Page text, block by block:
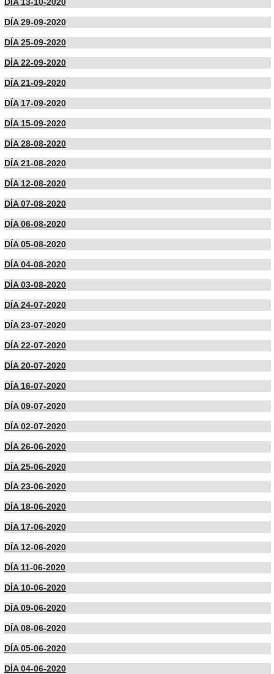
DÍA 29-09-2020
DÍA 25-09-2020
DÍA 22-09-2020
DÍA 21-09-2020
DÍA 17-09-2020
DÍA 15-09-2020
DÍA 28-08-2020
DÍA 21-08-2020
DÍA 12-08-2020
DÍA 07-08-2020
DÍA 06-08-2020
DÍA 05-08-2020
DÍA 04-08-2020
DÍA 03-08-2020
DÍA 24-07-2020
DÍA 23-07-2020
DÍA 22-07-2020
DÍA 20-07-2020
DÍA 16-07-2020
DÍA 09-07-2020
DÍA 02-07-2020
DÍA 26-06-2020
DÍA 25-06-2020
DÍA 23-06-2020
DÍA 18-06-2020
DÍA 17-06-2020
DÍA 12-06-2020
DÍA 11-06-2020
DÍA 10-06-2020
DÍA 09-06-2020
DÍA 08-06-2020
DÍA 05-06-2020
DÍA 04-06-2020